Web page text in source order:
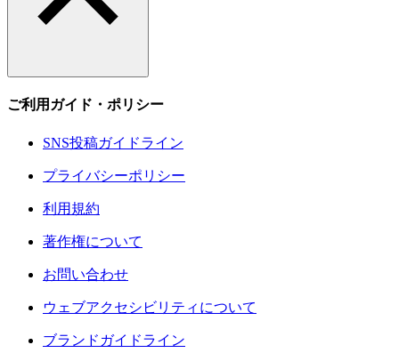
ご利用ガイド・ポリシー
SNS投稿ガイドライン
プライバシーポリシー
利用規約
著作権について
お問い合わせ
ウェブアクセシビリティについて
ブランドガイドライン